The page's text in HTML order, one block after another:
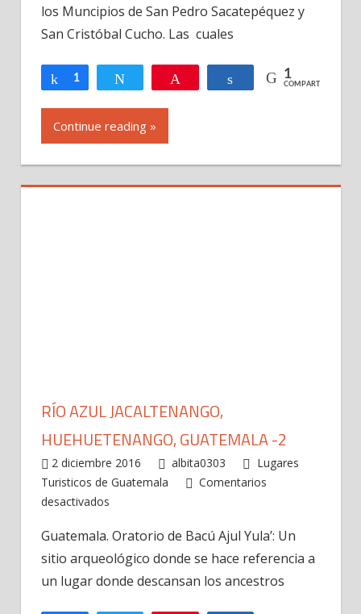
Balneario
La
San
Marcos,
Guatemala
los Muncipios de San Pedro Sacatepéquez y
San Cristóbal Cucho. Las cuales
Compartir
1 Twittear Compartir
1
COMPARTIR
Continue reading »
RÍO AZUL JACALTENANGO,
HUEHUETENANGO, GUATEMALA -2
2 diciembre 2016 albita0303
Lugares
Turisticos de Guatemala
Comentarios
desactivados
Azul
Jacaltenango,
huehuetenango,
Guatemala. Oratorio de Bacú Ajul Yula’: Un
sitio arqueológico donde se hace referencia a
un lugar donde descansan los ancestros